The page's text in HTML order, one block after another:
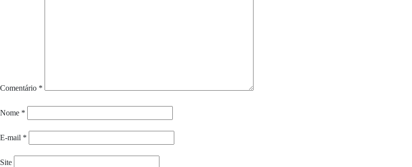
Comentário *
Nome *
E-mail *
Site